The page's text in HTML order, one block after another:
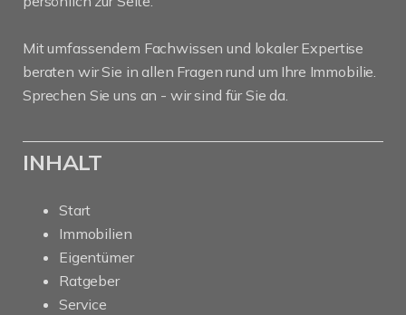
Mit umfassendem Fachwissen und lokaler Expertise
beraten wir Sie in allen Fragen rund um Ihre Immobilie.
Sprechen Sie uns an - wir sind für Sie da.
INHALT
Start
Immobilien
Eigentümer
Ratgeber
Service